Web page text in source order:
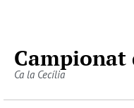
Campionat
Ca la Cecília